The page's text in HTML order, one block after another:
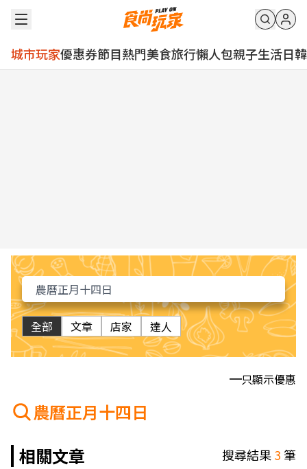
城市玩家優惠券節目熱門美食旅行懶人包親子生活日韓
全部 文章 店家 達人
只顯示優惠
農曆正月十四日
相關文章
搜尋結果3筆